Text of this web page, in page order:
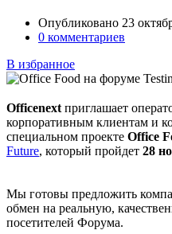
Опубликовано 23
0 комментариев
В избранное
Officenext приглашает
корпоративным клиентам и
специальном проекте Office
Future, который пройдет 28
Мы готовы предложить
обмен на реальную,
посетителей Форума.